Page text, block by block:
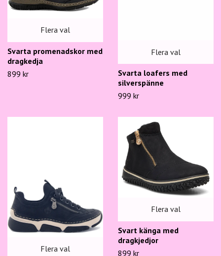
Flera val
Svarta promenadskor med
dragkedja
899 kr
Flera val
Svarta loafers med
silverspänne
999 kr
Flera val
Flera val
Svart känga med
dragkjedjor
899 kr